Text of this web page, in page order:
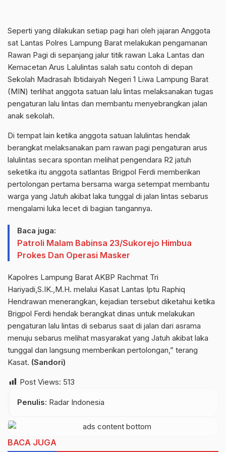
Seperti yang dilakukan setiap pagi hari oleh jajaran Anggota
sat Lantas Polres Lampung Barat melakukan pengamanan
Rawan Pagi di sepanjang jalur titik rawan Laka Lantas dan
Kemacetan Arus Lalulintas salah satu contoh di depan
Sekolah Madrasah Ibtidaiyah Negeri 1 Liwa Lampung Barat
(MIN) terlihat anggota satuan lalu lintas melaksanakan tugas
pengaturan lalu lintas dan membantu menyebrangkan jalan
anak sekolah.
Di tempat lain ketika anggota satuan lalulintas hendak
berangkat melaksanakan pam rawan pagi pengaturan arus
lalulintas secara spontan melihat pengendara R2 jatuh
seketika itu anggota satlantas Brigpol Ferdi memberikan
pertolongan pertama bersama warga setempat membantu
warga yang Jatuh akibat laka tunggal di jalan lintas sebarus
mengalami luka lecet di bagian tangannya.
Baca juga:
Patroli Malam Babinsa 23/Sukorejo Himbua
Prokes Dan Operasi Masker
Kapolres Lampung Barat AKBP Rachmat Tri
Hariyadi,S.IK.,M.H. melalui Kasat Lantas Iptu Raphiq
Hendrawan menerangkan, kejadian tersebut diketahui ketika
Brigpol Ferdi hendak berangkat dinas untuk melakukan
pengaturan lalu lintas di sebarus saat di jalan dari asrama
menuju sebarus melihat masyarakat yang Jatuh akibat laka
tunggal dan langsung memberikan pertolongan,” terang
Kasat. (Sandori)
Post Views: 513
Penulis: Radar Indonesia
BACA JUGA